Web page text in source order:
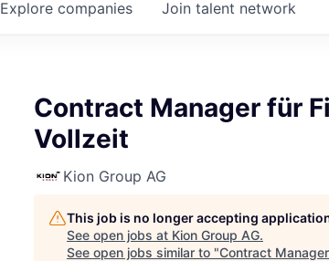
Explore companies Join talent network
Contract Manager für
Vollzeit
Kion Group AG
This job is no longer accepting
See open jobs at Kion Group AG.
See open jobs similar to "Contract